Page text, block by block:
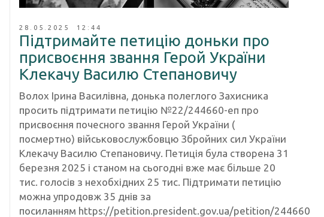
28.05.2025 12:44
Підтримайте петицію доньки про
присвоєння звання Герой України
Клекачу Василю Степановичу
Волох Ірина Василівна, донька полеглого Захисника
просить підтримати петицію №22/244660-еп про
присвоєння почесного звання Герой України (
посмертно) військовослужбовцю Збройних сил України
Клекачу Василю Степановичу. Петиція була створена 31
березня 2025 і станом на сьогодні вже має більше 20
тис. голосів з нехобхідних 25 тис. Підтримати петицію
можна упродовж 35 днів за
посиланням https://petition.president.gov.ua/petition/244660